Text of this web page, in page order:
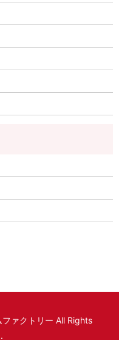
ァクトリー All Rights